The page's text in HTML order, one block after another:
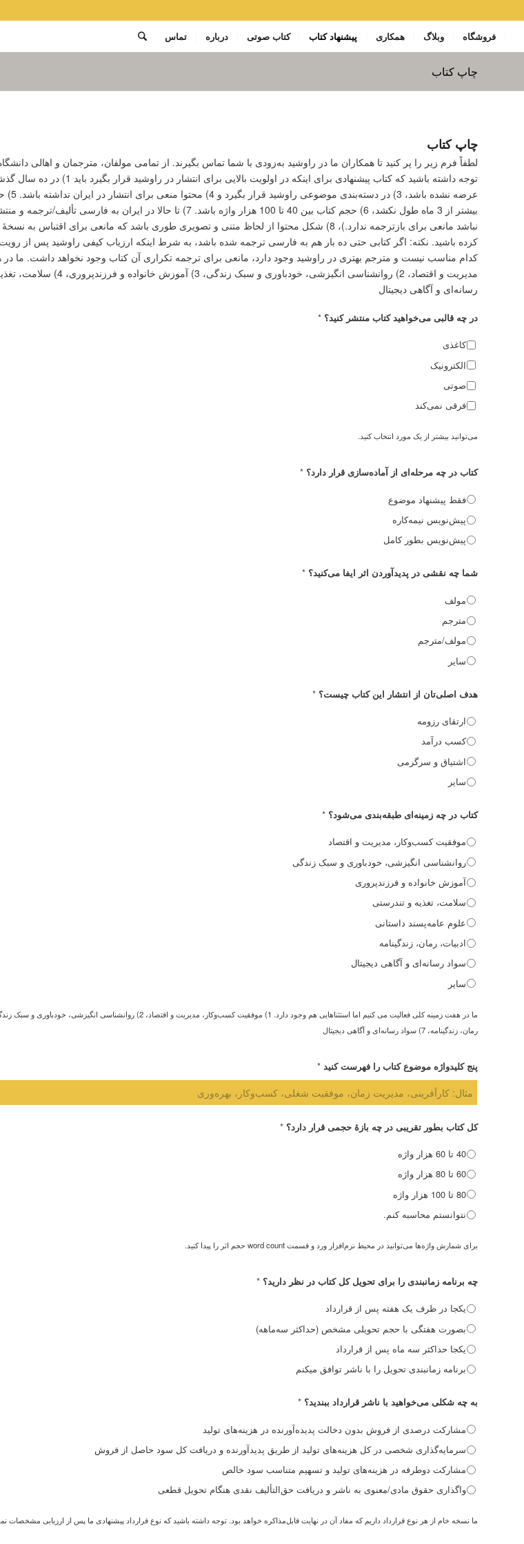
فروشگاه وبلاگ همکاری پیشنهاد کتاب کتاب صوتی درباره تماس
چاپ کتاب
چاپ کتاب
لطفاً فرم زیر را پر کنید تا همکاران ما در راوشید به‌زودی با شما تماس بگیرند. از تمامی مولفان، مترجمان و اهالی
بیشتر از 3 ماه طول نکشد، 6) حجم کتاب بین 40 تا 100 هزار واژه باشد.
کرده باشید. نکته: اگر کتابی حتی ده بار هم به فارسی ترجمه شده باشد، به شرط اینکه ارزیاب کیفی راوشید پس از
رسانه‌ای و آگاهی دیجیتال
در چه قالبی می‌خواهید کتاب منتشر کنید؟ *
کاغذی
الکترونیک
صوتی
فرقی نمی‌کند
می‌توانید بیشتر از یک مورد انتخاب کنید.
کتاب در چه مرحله‌ای از آماده‌سازی قرار دارد؟ *
فقط پیشنهاد موضوع
پیش‌نویس نیمه‌کاره
پیش‌نویس بطور کامل
شما چه نقشی در پدیدآوردن اثر ایفا می‌کنید؟ *
مولف
مترجم
مولف/مترجم
سایر
هدف اصلی‌تان از انتشار این کتاب چیست؟ *
ارتقای رزومه
کسب درآمد
اشتیاق و سرگرمی
سایر
کتاب در چه زمینه‌ای طبقه‌بندی می‌شود؟ *
موفقیت کسب‌وکار، مدیریت و اقتصاد
روانشناسی انگیزشی، خودباوری و سبک زندگی
آموزش خانواده و فرزندپروری
سلامت، تغذیه و تندرستی
علوم عامه‌پسند داستانی
ادبیات، رمان، زندگینامه
سواد رسانه‌ای و آگاهی دیجیتال
سایر
رمان، زندگینامه، 7) سواد رسانه‌ای و آگاهی دیجیتال
پنج کلیدواژه موضوع کتاب را فهرست کنید *
کل کتاب بطور تقریبی در چه بازۀ حجمی قرار دارد؟ *
40 تا 60 هزار واژه
60 تا 80 هزار واژه
80 تا 100 هزار واژه
نتوانستم محاسبه کنم.
برای شمارش واژه‌ها می‌توانید در محیط نرم‌افزار ورد و قسمت word count حجم اثر را پیدا کنید.
چه برنامه زمانبندی را برای تحویل کل کتاب در نظر دارید؟ *
یکجا در ظرف یک هفته پس از قرارداد
بصورت هفتگی با حجم تحویلی مشخص (حداکثر سه‌ماهه)
یکجا حداکثر سه ماه پس از قرارداد
برنامه زمانبندی تحویل را با ناشر توافق میکنم
به چه شکلی می‌خواهید با ناشر قرارداد ببندید؟ *
مشارکت درصدی از فروش بدون دخالت پدیده‌آورنده در هزینه‌های تولید
سرمایه‌گذاری شخصی در کل هزینه‌های تولید از طریق پدیدآورنده و دریافت کل سود حاصل از فروش
مشارکت دوطرفه در هزینه‌های تولید و تسهیم متناسب سود خالص
واگذاری حقوق مادی/معنوی به ناشر و دریافت حق‌التألیف نقدی هنگام تحویل قطعی
ما نسخه خام از هر نوع قرارداد داریم که مفاد آن در نهایت قابل‌مذاکره خواهد بود. توجه داشته باشید که نوع قرارداد پیشنهادی ما پس از ارزیابی